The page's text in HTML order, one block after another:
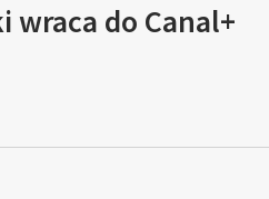
wraca do Canal+